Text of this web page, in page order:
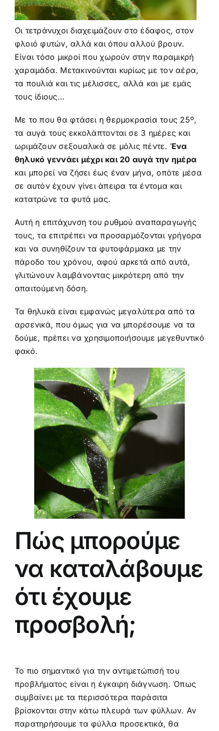
ΑΠΟΨΕΙΣ
ΒΙΝΤΕΟ
ΕΠΙΚΟΙΝΩΝΙΑ
Οι τετράνυχοι διαχειμάζουν στο έδαφος, στον
φλοιό φυτών, αλλά και όπου αλλού βρουν.
Είναι τόσο μικροί που χωρούν στην παραμικρή
χαραμάδα. Μετακινούνται κυρίως με τον αέρα,
τα πουλιά και τις μέλισσες, αλλά και με εμάς
τους ίδιους…
Με το που θα φτάσει η θερμοκρασία τους 25º,
τα αυγά τους εκκολάπτονται σε 3 ημέρες και
ωριμάζουν σεξουαλικά σε μόλις πέντε. Ένα
θηλυκό γεννάει μέχρι και 20 αυγά την ημέρα
και μπορεί να ζήσει έως έναν μήνα, οπότε μέσα
σε αυτόν έχουν γίνει άπειρα τα έντομα και
κατατρώνε τα φυτά μας.
Αυτή η επιτάχυνση του ρυθμού αναπαραγωγής
τους, τα επιτρέπει να προσαρμόζονται γρήγορα
και να συνηθίζουν τα φυτοφάρμακα με την
πάροδο του χρόνου, αφού αρκετά από αυτά,
γλιτώνουν λαμβάνοντας μικρότερη από την
απαιτούμενη δόση.
Τα θηλυκά είναι εμφανώς μεγαλύτερα από τα
αρσενικά, που όμως για να μπορέσουμε να τα
δούμε, πρέπει να χρησιμοποιήσουμε μεγεθυντικό
φακό.
Πώς μπορούμε
να καταλάβουμε
ότι έχουμε
προσβολή;
Το πιο σημαντικό για την αντιμετώπισή του
προβλήματος είναι η έγκαιρη διάγνωση. Όπως
συμβαίνει με τα περισσότερα παράσιτα
βρίσκονται στην κάτω πλευρά των φύλλων. Αν
παρατηρήσουμε τα φύλλα προσεκτικά, θα